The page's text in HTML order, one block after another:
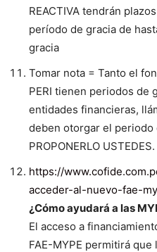
REACTIVA tendrán
período de gracia de
gracia
Tomar nota = Tanto el
PERI tienen periodos de
entidades financieras,
deben otorgar el periodo
PROPONERLO USTEDES.
https://
acceder-al-nuevo-fae-
¿Cómo ayudará a las
El acceso a
FAE-MYPE permitirá